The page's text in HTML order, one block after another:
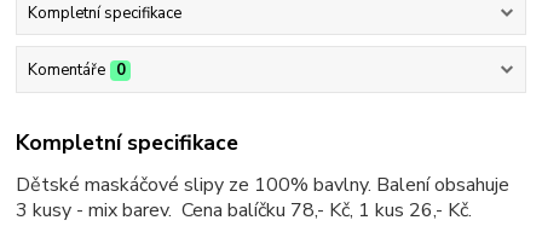
Kompletní specifikace
Komentáře 0
Kompletní specifikace
Dětské maskáčové slipy ze 100% bavlny. Balení obsahuje
3 kusy - mix barev. Cena balíčku 78,- Kč, 1 kus 26,- Kč.